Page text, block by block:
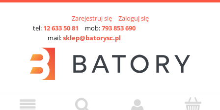
Zarejestruj się
Zaloguj się
tel: 12 633 50 81 mob:793 853 690
mail:sklep@batorysc.pl